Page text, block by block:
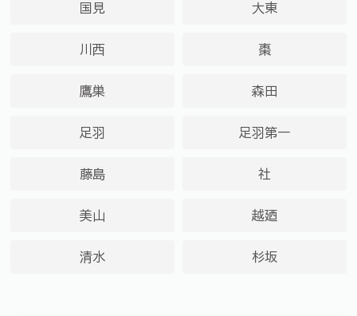
国見 大東
川西 棗
鷹巣 森田
足羽 足羽第一
藤島 社
美山 越廼
清水 杉坂